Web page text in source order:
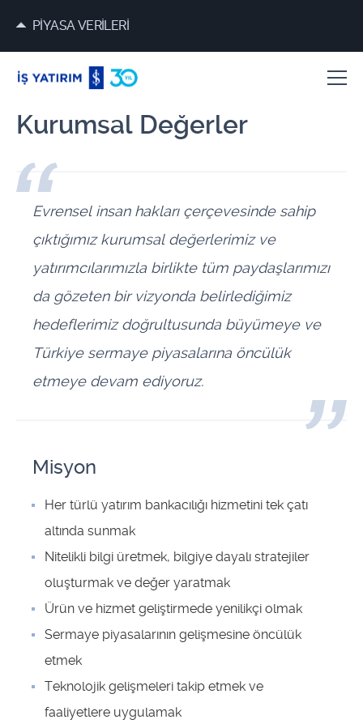
PİYASA VERİLERİ
Kurumsal Değerler
Evrensel insan hakları çerçevesinde sahip
çıktığımız kurumsal değerlerimiz ve
yatırımcılarımızla birlikte tüm paydaşlarımızı
da gözeten bir vizyonda belirlediğimiz
hedeflerimiz doğrultusunda büyümeye ve
Türkiye sermaye piyasalarına öncülük
etmeye devam ediyoruz.
Misyon
Her türlü yatırım bankacılığı hizmetini tek çatı
altında sunmak
Nitelikli bilgi üretmek, bilgiye dayalı stratejiler
oluşturmak ve değer yaratmak
Ürün ve hizmet geliştirmede yenilikçi olmak
Sermaye piyasalarının gelişmesine öncülük
etmek
Teknolojik gelişmeleri takip etmek ve
faaliyetlere uygulamak